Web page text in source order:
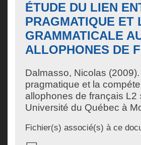
ÉTUDE DU LIEN
PRAGMATIQUE ET
GRAMMATICALE
ALLOPHONES DE
Dalmasso, Nicolas
pragmatique et la
allophones de français L2
Université du Québec à
Fichier(s) associé(s) à ce